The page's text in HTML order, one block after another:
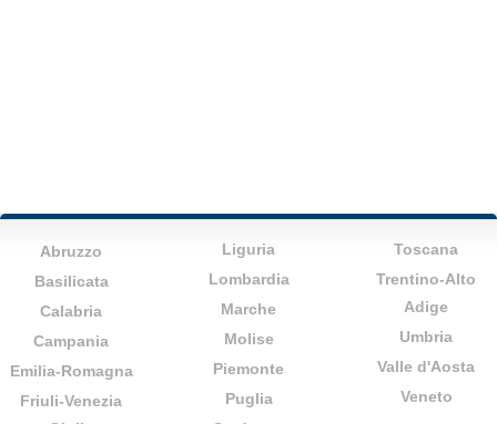
Abruzzo
Basilicata
Calabria
Campania
Emilia-Romagna
Friuli-Venezia
Liguria
Lombardia
Marche
Molise
Piemonte
Puglia
Toscana
Trentino-Alto
Adige
Umbria
Valle d'Aosta
Veneto